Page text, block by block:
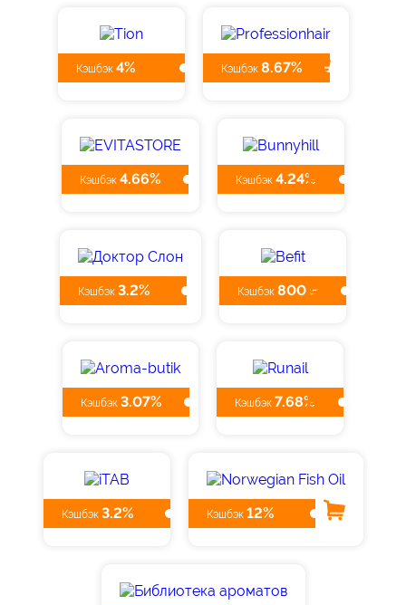
Кэшбэк 4% Кэшбэк 8.67%
Кэшбэк 4.66% Кэшбэк 4.24%
Кэшбэк 3.2% Кэшбэк 800 ₽
Кэшбэк 3.07% Кэшбэк 7.68%
Кэшбэк 3.2% Кэшбэк 12%